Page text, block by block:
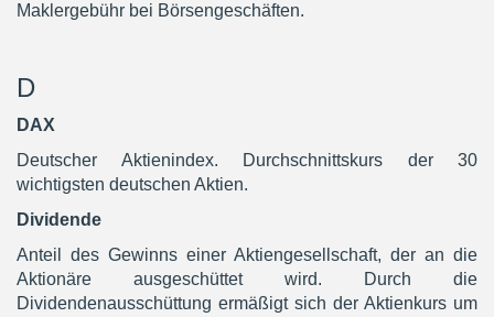
Maklergebühr bei Börsengeschäften.
D
DAX
Deutscher Aktienindex. Durchschnittskurs der 30
wichtigsten deutschen Aktien.
Dividende
Anteil des Gewinns einer Aktiengesellschaft, der an die
Aktionäre ausgeschüttet wird. Durch die
Dividendenausschüttung ermäßigt sich der Aktienkurs um